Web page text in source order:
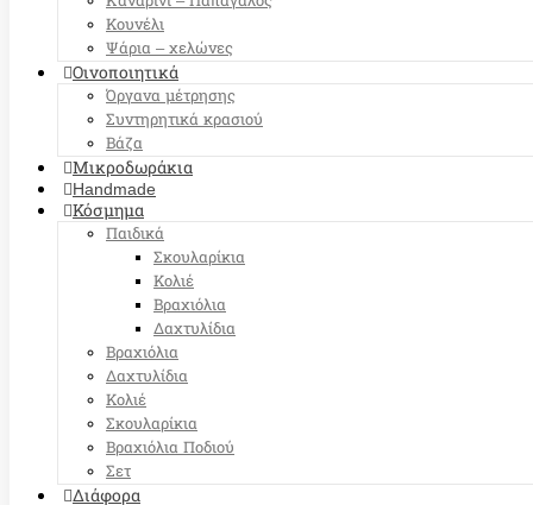
Κουνέλι
Ψάρια – χελώνες
Οινοποιητικά
Όργανα μέτρησης
Συντηρητικά κρασιού
Βάζα
Μικροδωράκια
Handmade
Κόσμημα
Παιδικά
Σκουλαρίκια
Κολιέ
Βραχιόλια
Δαχτυλίδια
Βραχιόλια
Δαχτυλίδια
Κολιέ
Σκουλαρίκια
Βραχιόλια Ποδιού
Σετ
Διάφορα